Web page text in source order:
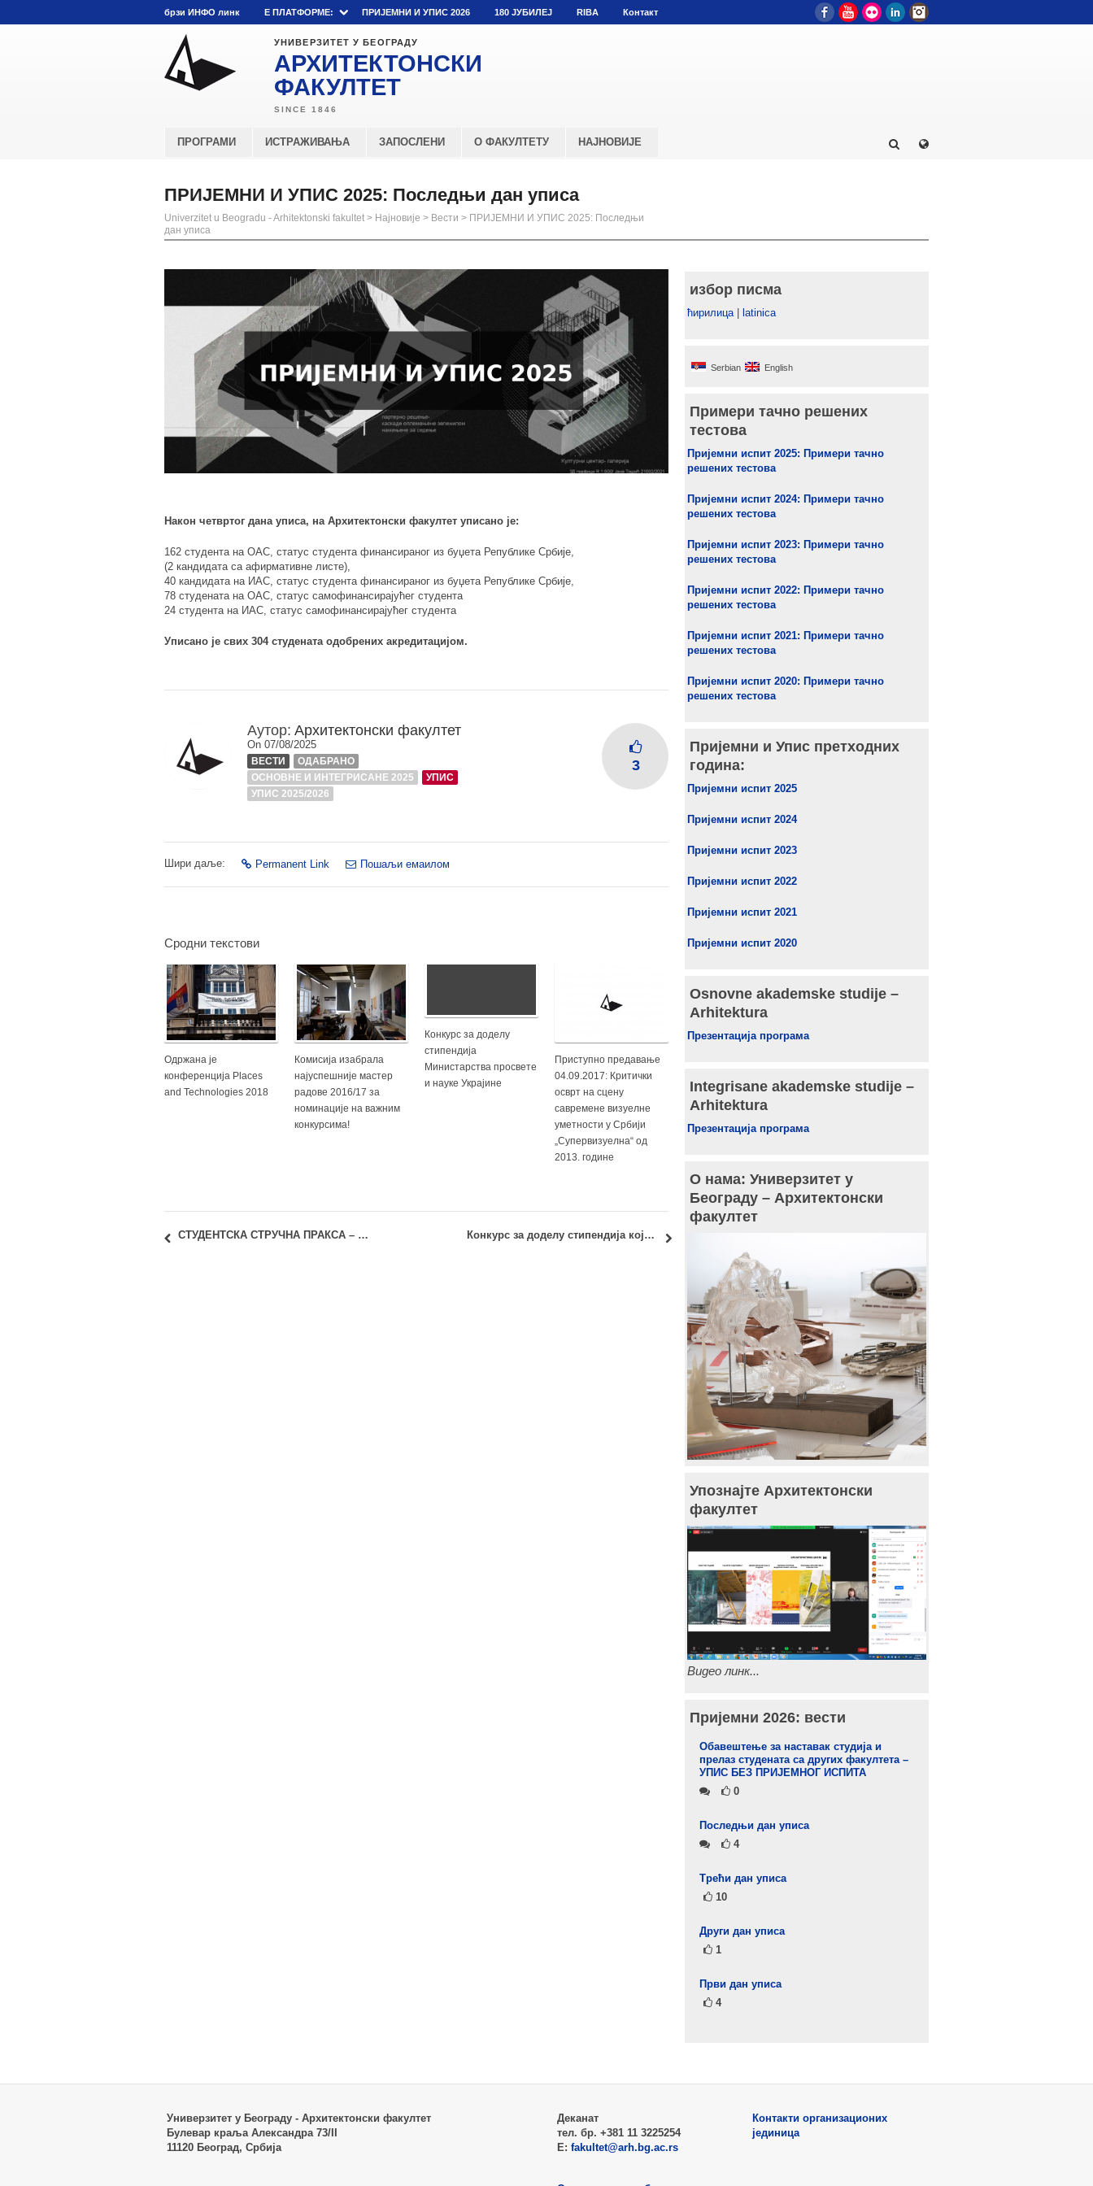
брзи ИНФО линк E ПЛАТФОРМЕ: ПРИЈЕМНИ И УПИС 2026 180 ЈУБИЛЕЈ RIBA Контакт FacebookYouTube
Flickr LinkedIn
УНИВЕРЗИТЕТ У БЕОГРАДУ
АРХИТЕКТОНСКИ
ФАКУЛТЕТ
ПРОГРАМИ ИСТРАЖИВАЊА ЗАПОСЛЕНИ О ФАКУЛТЕТУ НАЈНОВИЈЕ
ПРИЈЕМНИ И УПИС 2025: Последњи дан уписа
Univerzitet u Beogradu - Arhitektonski fakultet > Најновије > Вести > ПРИЈЕМНИ И УПИС 2025: Последњи
дан уписа
Након четвртог дана уписа, на Архитектонски факултет уписано је:
162 студента на ОАС, статус студента финансираног из буџета Републике Србије,
(2 кандидата са афирмативне листе),
40 кандидата на ИАС, статус студента финансираног из буџета Републике Србије,
78 студената на ОАС, статус самофинансирајућег студента
24 студента на ИАС, статус самофинансирајућег студента
Уписано је свих 304 студената одобрених акредитацијом.
Аутор: Архитектонски факултет
On 07/08/2025
ВЕСТИ
ОДАБРАНО
ОСНОВНЕ И ИНТЕГРИСАНЕ 2025
УПИС
УПИС 2025/2026
3
Шири даље: Permanent Link Пошаљи емаилом
Сродни текстови
Одржана је
конференција Places
and Technologies 2018
Комисија изабрала
најуспешније мастер
радове 2016/17 за
номинације на важним
конкурсима!
Конкурс за доделу
стипендија
Министарства просвете
и науке Украјине
Приступно предавање
04.09.2017: Критички
осврт на сцену
савремене визуелне
уметности у Србији
„Супервизуелна“ од
2013. године
СТУДЕНТСКА СТРУЧНА ПРАКСА – STUDENT MOBILITY FOR TRAINEESHIPS Конкурс за доделу стипендија који расписује Задужбина Миливоја Јовановића и Луке Ћеловића
избор писма
ћирилица| latinica
Serbian English
Примери тачно решених
тестова
Пријемни испит 2025: Примери тачно
решених тестова
Пријемни испит 2024: Примери тачно
решених тестова
Пријемни испит 2023: Примери тачно
решених тестова
Пријемни испит 2022: Примери тачно
решених тестова
Пријемни испит 2021: Примери тачно
решених тестова
Пријемни испит 2020: Примери тачно
решених тестова
Пријемни и Упис претходних
година:
Пријемни испит 2025
Пријемни испит 2024
Пријемни испит 2023
Пријемни испит 2022
Пријемни испит 2021
Пријемни испит 2020
Osnovne akademske studije –
Arhitektura
Презентација програма
Integrisane akademske studije –
Arhitektura
Презентација програма
О нама: Универзитет у
Београду – Архитектонски
факултет
Упознајте Архитектонски
факултет
Видео линк...
Пријемни 2026: вести
Обавештење за наставак студија и
прелаз студената са других факултета –
УПИС БЕЗ ПРИЈЕМНОГ ИСПИТА
0
Последњи дан уписа
4
Tрећи дан уписа
10
Други дан уписа
1
Први дан уписа
4
Универзитет у Београду - Архитектонски факултет
Булевар краља Александра 73/II
11120 Београд, Србија
Деканат
тел. бр. +381 11 3225254
Е: fakultet@arh.bg.ac.rs
Контакти организационих
јединица